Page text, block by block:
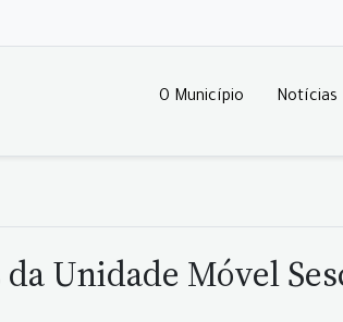
O Município Notícias
Unidade Móvel